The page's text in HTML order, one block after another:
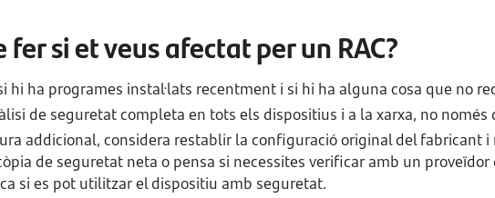
fer si et veus afectat per un RAC?
hi ha programes instal·lats recentment i si hi ha alguna cosa que no
de seguretat completa en tots els dispositius i a la xarxa, no només
addicional, considera restablir la configuració original del fabricant
de seguretat neta o pensa si necessites verificar amb un proveïdor
si es pot utilitzar el dispositiu amb seguretat.